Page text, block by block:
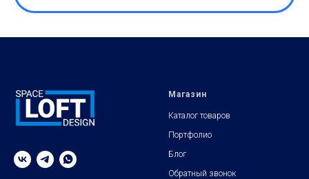
Магазин
Каталог товаров
Портфолио
Блог
Обратный звонок